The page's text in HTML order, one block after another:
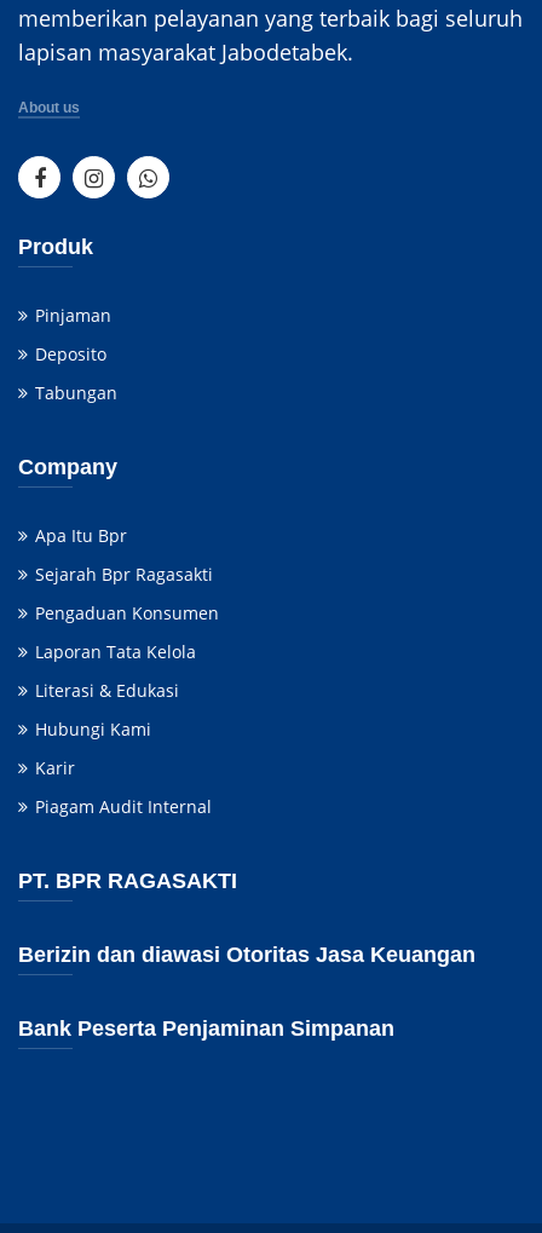
memberikan pelayanan yang terbaik bagi seluruh
lapisan masyarakat Jabodetabek.
About us
Produk
Pinjaman
Deposito
Tabungan
Company
Apa Itu Bpr
Sejarah Bpr Ragasakti
Pengaduan Konsumen
Laporan Tata Kelola
Literasi & Edukasi
Hubungi Kami
Karir
Piagam Audit Internal
PT. BPR RAGASAKTI
Berizin dan diawasi Otoritas Jasa Keuangan
Bank Peserta Penjaminan Simpanan